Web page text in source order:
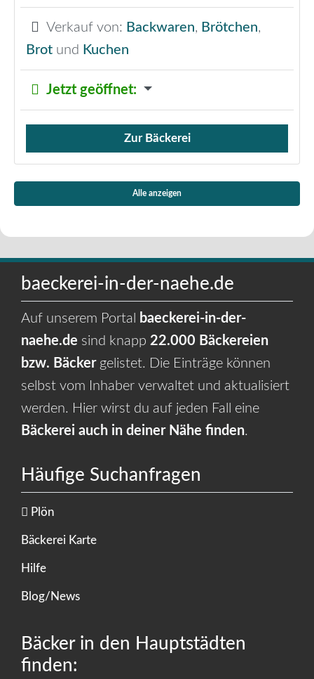
Verkauf von: Backwaren, Brötchen,
Brot und Kuchen
Jetzt geöffnet:
Verkauf von Brötchen,
Zur Bäckerei
Alle anzeigen
baeckerei-in-der-naehe.de
Auf unserem Portal
baeckerei-in-der-
naehe.de sind knapp 22.000 Bäckereien
bzw. Bäckergelistet. Die Einträge können
selbst vom Inhaber verwaltet und aktualisiert
werden. Hier wirst du auf jeden Fall eine
Bäckerei auch in deiner Nähe finden.
Häufige Suchanfragen
Plön
Bäckerei Karte
Hilfe
Blog/News
Bäcker in den Hauptstädten
finden: